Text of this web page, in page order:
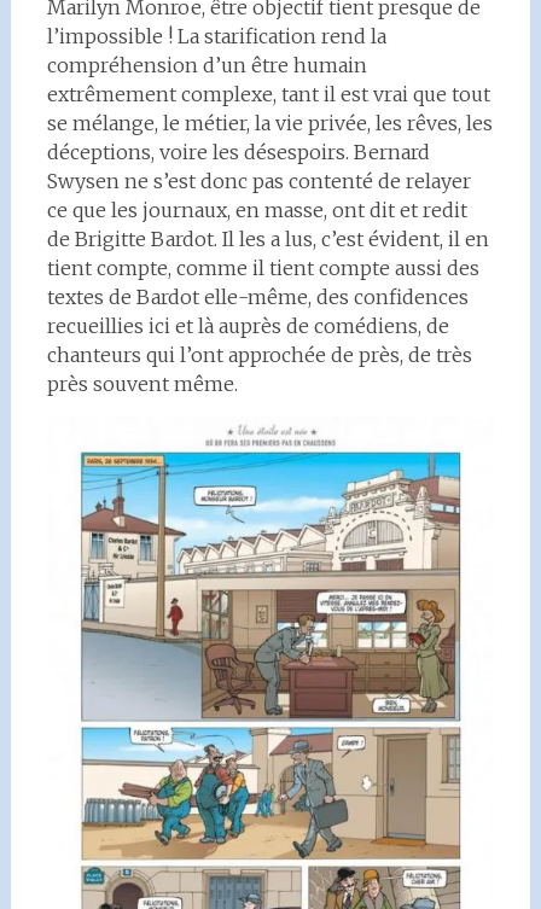
Marilyn Monroe, être objectif tient presque de
l’impossible ! La starification rend la
compréhension d’un être humain
extrêmement complexe, tant il est vrai que tout
se mélange, le métier, la vie privée, les rêves, les
déceptions, voire les désespoirs. Bernard
Swysen ne s’est donc pas contenté de relayer
ce que les journaux, en masse, ont dit et redit
de Brigitte Bardot. Il les a lus, c’est évident, il en
tient compte, comme il tient compte aussi des
textes de Bardot elle-même, des confidences
recueillies ici et là auprès de comédiens, de
chanteurs qui l’ont approchée de près, de très
près souvent même.